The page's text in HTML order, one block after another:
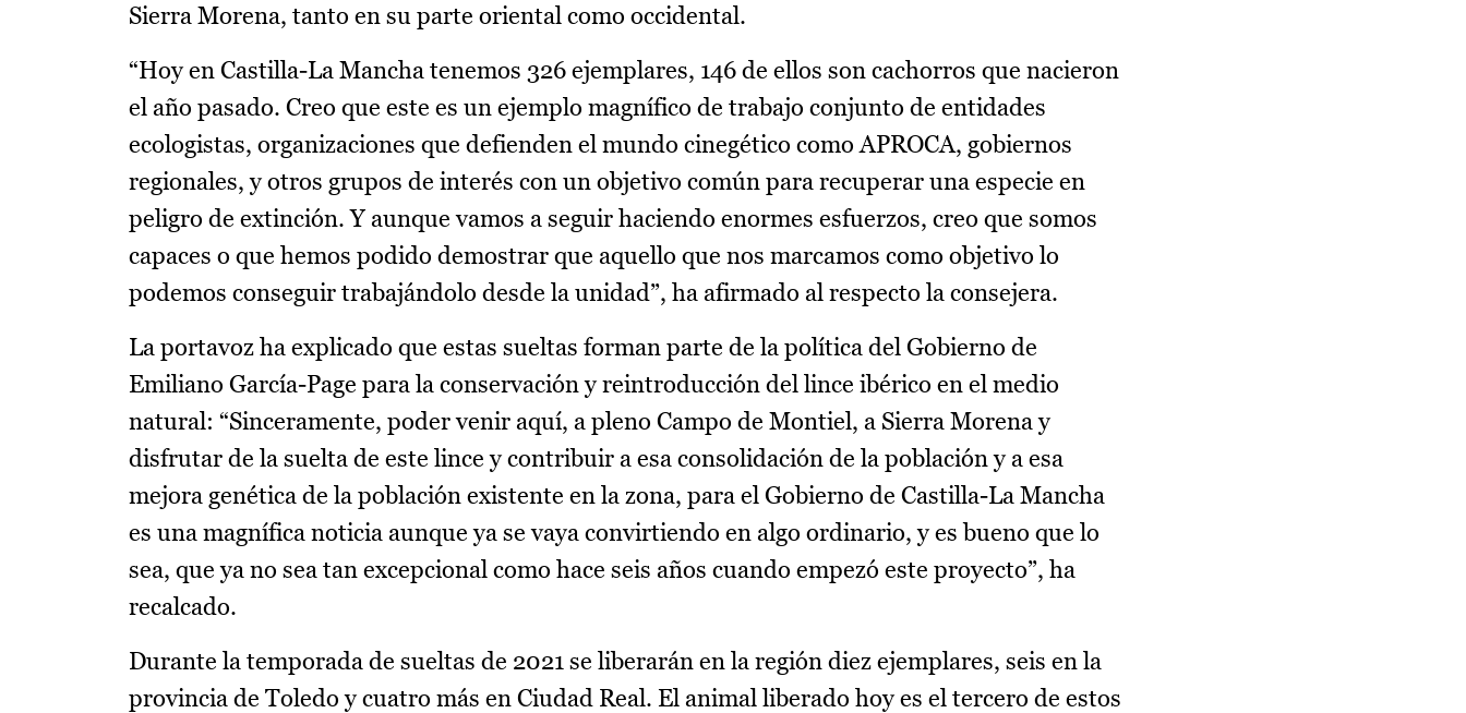
Sierra Morena, tanto en su parte oriental como occidental.
“Hoy en Castilla-La Mancha tenemos 326 ejemplares, 146 de ellos son cachorros que nacieron
el año pasado. Creo que este es un ejemplo magnífico de trabajo conjunto de entidades
ecologistas, organizaciones que defienden el mundo cinegético como APROCA, gobiernos
regionales, y otros grupos de interés con un objetivo común para recuperar una especie en
peligro de extinción. Y aunque vamos a seguir haciendo enormes esfuerzos, creo que somos
capaces o que hemos podido demostrar que aquello que nos marcamos como objetivo lo
podemos conseguir trabajándolo desde la unidad”, ha afirmado al respecto la consejera.
La portavoz ha explicado que estas sueltas forman parte de la política del Gobierno de
Emiliano García-Page para la conservación y reintroducción del lince ibérico en el medio
natural: “Sinceramente, poder venir aquí, a pleno Campo de Montiel, a Sierra Morena y
disfrutar de la suelta de este lince y contribuir a esa consolidación de la población y a esa
mejora genética de la población existente en la zona, para el Gobierno de Castilla-La Mancha
es una magnífica noticia aunque ya se vaya convirtiendo en algo ordinario, y es bueno que lo
sea, que ya no sea tan excepcional como hace seis años cuando empezó este proyecto”, ha
recalcado.
Durante la temporada de sueltas de 2021 se liberarán en la región diez ejemplares, seis en la
provincia de Toledo y cuatro más en Ciudad Real. El animal liberado hoy es el tercero de estos